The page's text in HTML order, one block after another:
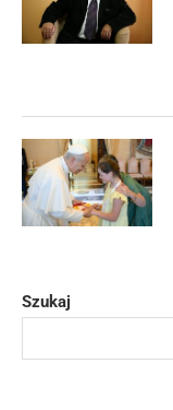
Szukaj